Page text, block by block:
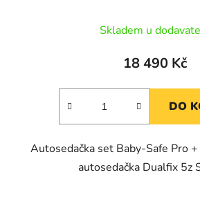
Skladem u
18 490 Kč
DO
Autosedačka set Baby-Safe Pro
autosedačka Dualfix 5z